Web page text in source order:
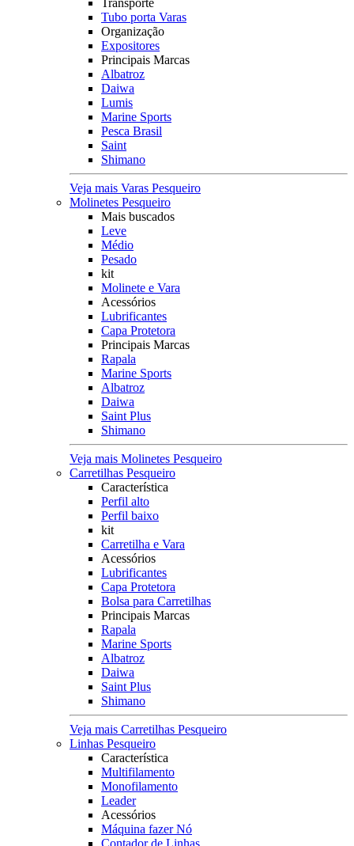
Transporte
Tubo porta Varas
Organização
Expositores
Principais Marcas
Albatroz
Daiwa
Lumis
Marine Sports
Pesca Brasil
Saint
Shimano
Veja mais Varas Pesqueiro
Molinetes Pesqueiro
Mais buscados
Leve
Médio
Pesado
kit
Molinete e Vara
Acessórios
Lubrificantes
Capa Protetora
Principais Marcas
Rapala
Marine Sports
Albatroz
Daiwa
Saint Plus
Shimano
Veja mais Molinetes Pesqueiro
Carretilhas Pesqueiro
Característica
Perfil alto
Perfil baixo
kit
Carretilha e Vara
Acessórios
Lubrificantes
Capa Protetora
Bolsa para Carretilhas
Principais Marcas
Rapala
Marine Sports
Albatroz
Daiwa
Saint Plus
Shimano
Veja mais Carretilhas Pesqueiro
Linhas Pesqueiro
Característica
Multifilamento
Monofilamento
Leader
Acessórios
Máquina fazer Nó
Contador de Linhas